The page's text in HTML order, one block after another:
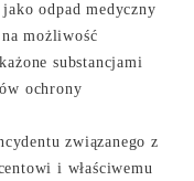
odpad medyczny
możliwość
substancjami
ochrony
związanego z
i właściwemu